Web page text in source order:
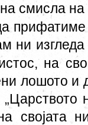
смисла
прифатиме
ни изгледа
на
лошото и
„Царството
својата